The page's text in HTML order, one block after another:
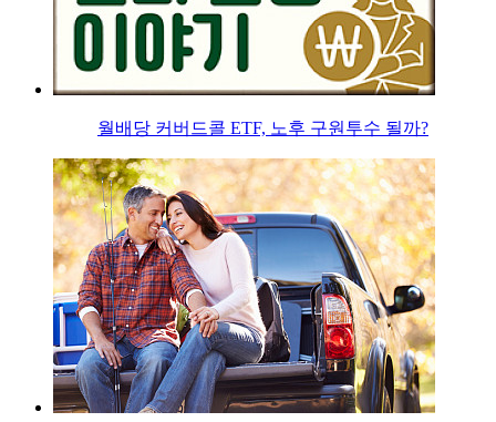
월배당 커버드콜 ETF, 노후 구원투수 될까?